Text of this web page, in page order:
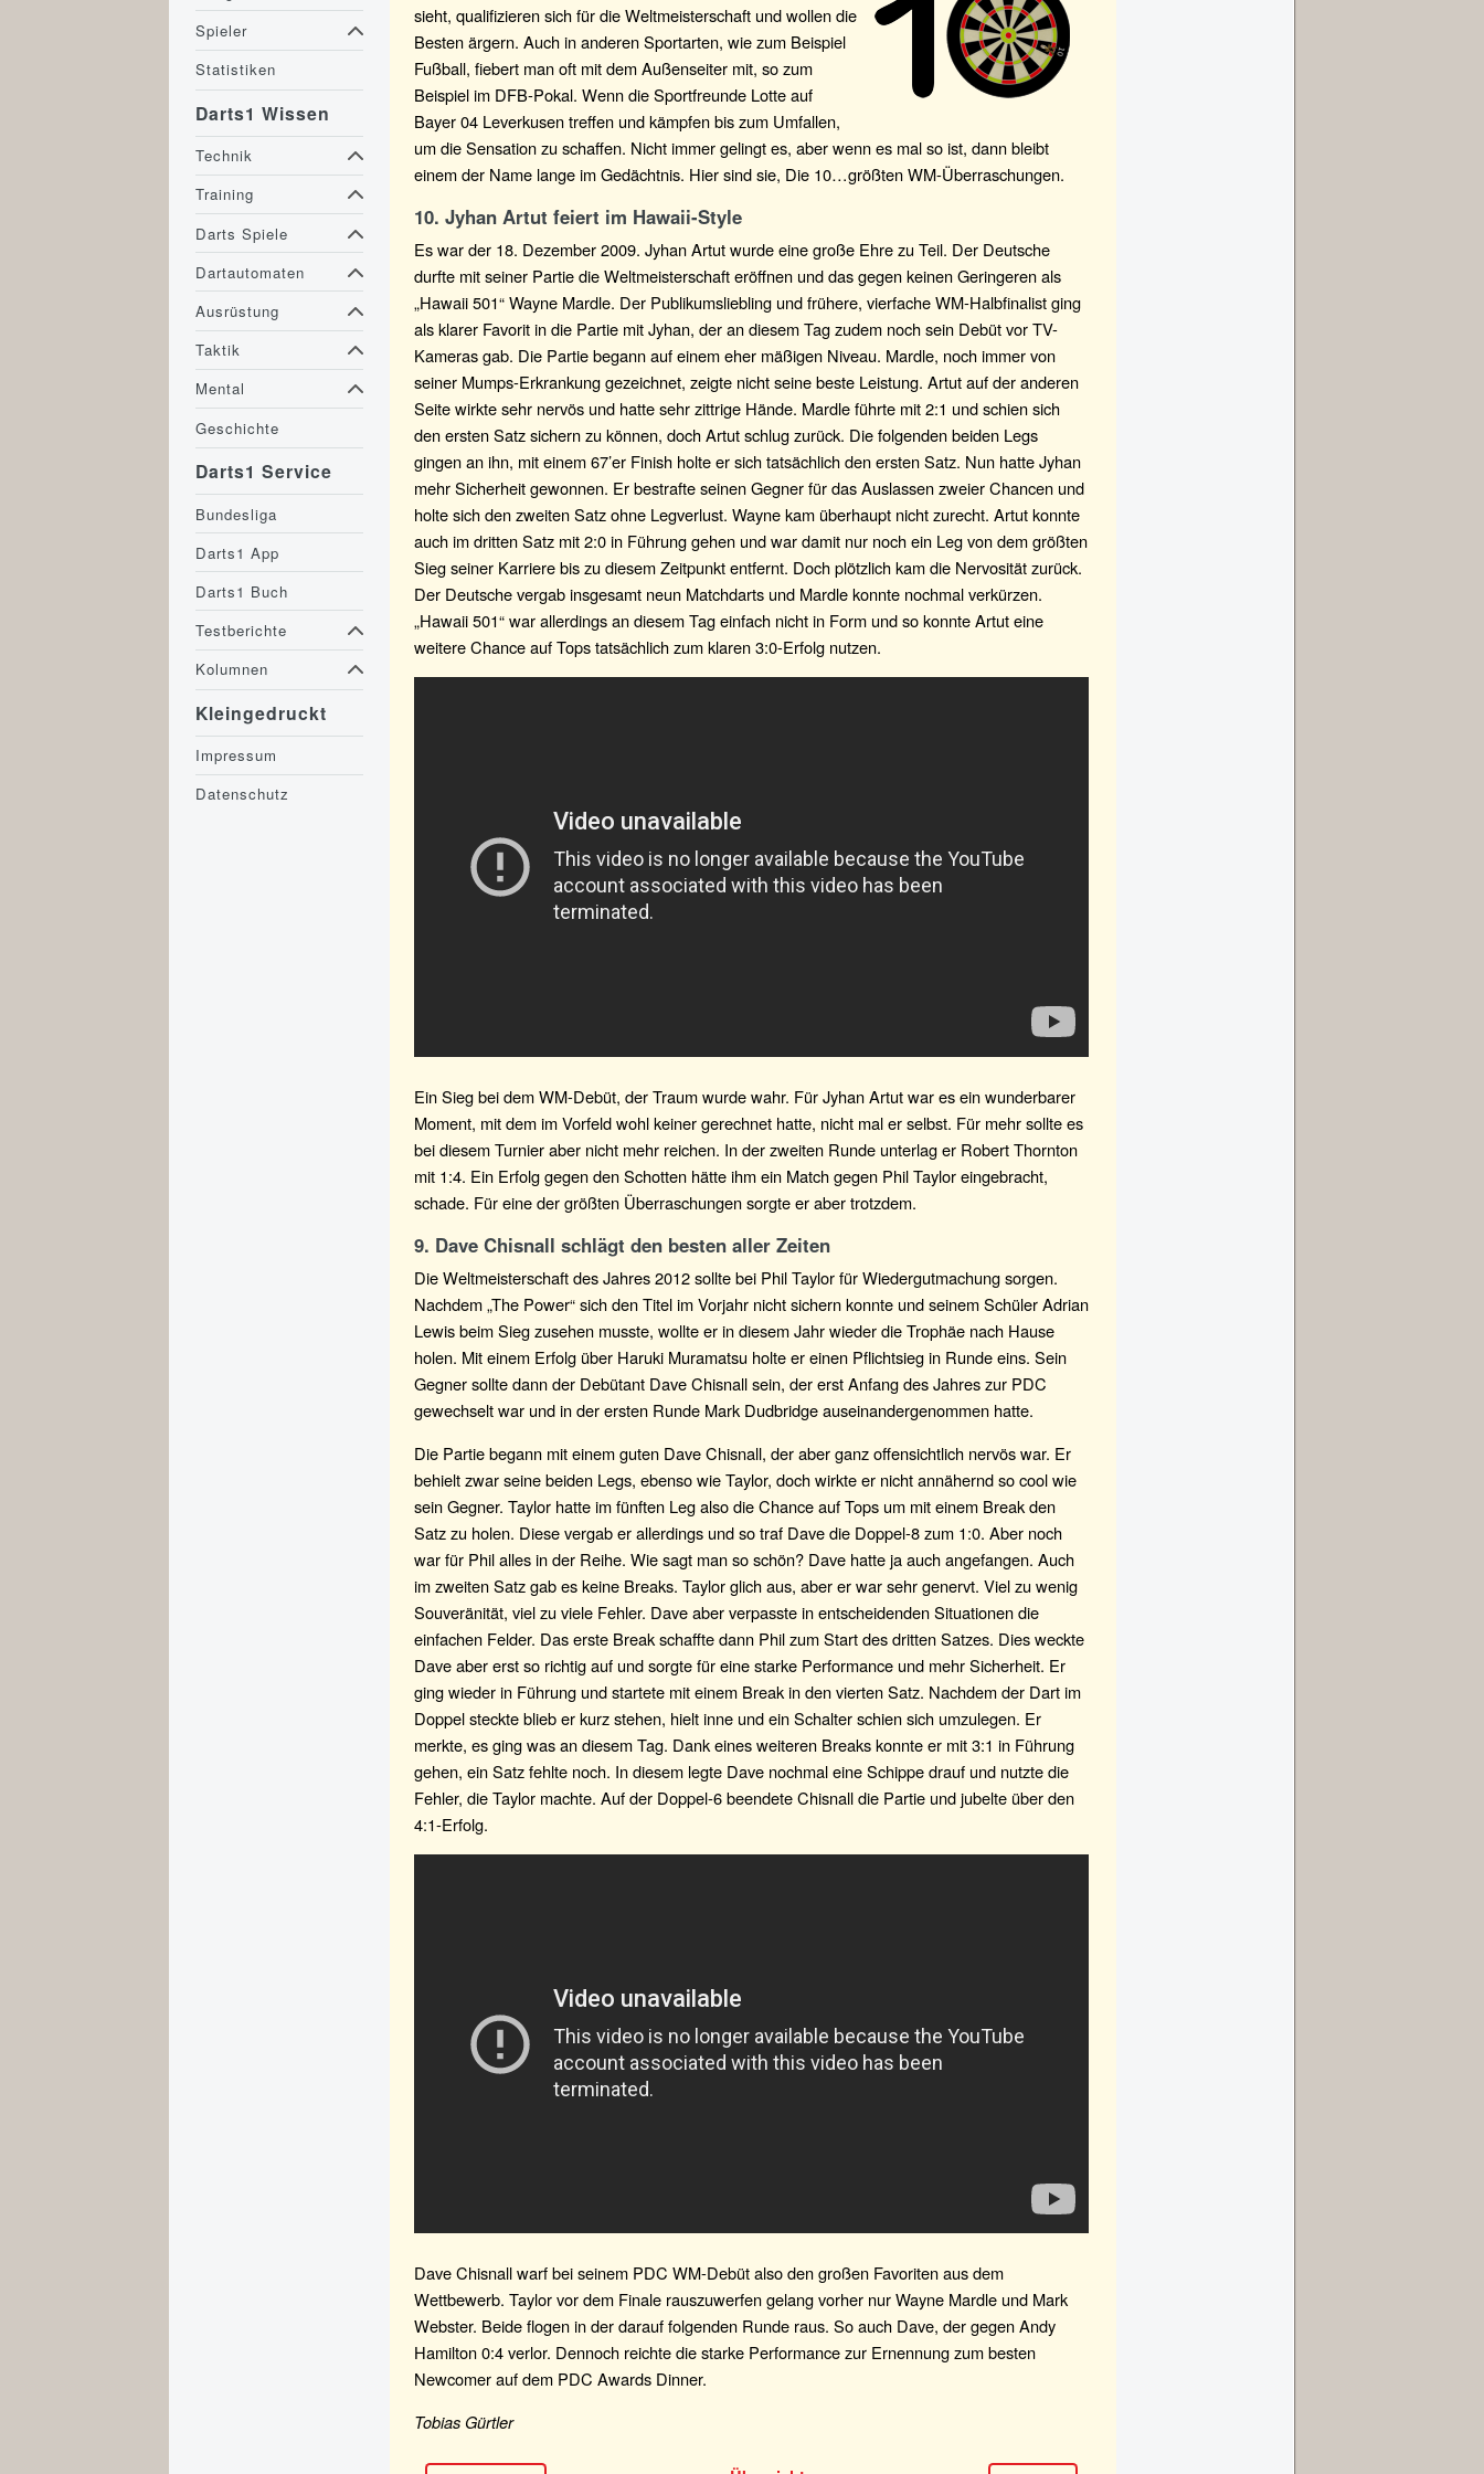
sieht, qualifizieren sich für die Weltmeisterschaft und wollen die
Besten ärgern. Auch in anderen Sportarten, wie zum Beispiel
Fußball, fiebert man oft mit dem Außenseiter mit, so zum
Beispiel im DFB-Pokal. Wenn die Sportfreunde Lotte auf
Bayer 04 Leverkusen treffen und kämpfen bis zum Umfallen,
um die Sensation zu schaffen. Nicht immer gelingt es, aber wenn es mal so ist, dann bleibt
einem der Name lange im Gedächtnis. Hier sind sie, Die 10…größten WM-Überraschungen.
10. Jyhan Artut feiert im Hawaii-Style
Es war der 18. Dezember 2009. Jyhan Artut wurde eine große Ehre zu Teil. Der Deutsche
durfte mit seiner Partie die Weltmeisterschaft eröffnen und das gegen keinen Geringeren als
„Hawaii 501“ Wayne Mardle. Der Publikumsliebling und frühere, vierfache WM-Halbfinalist ging
als klarer Favorit in die Partie mit Jyhan, der an diesem Tag zudem noch sein Debüt vor TV-
Kameras gab. Die Partie begann auf einem eher mäßigen Niveau. Mardle, noch immer von
seiner Mumps-Erkrankung gezeichnet, zeigte nicht seine beste Leistung. Artut auf der anderen
Seite wirkte sehr nervös und hatte sehr zittrige Hände. Mardle führte mit 2:1 und schien sich
den ersten Satz sichern zu können, doch Artut schlug zurück. Die folgenden beiden Legs
gingen an ihn, mit einem 67’er Finish holte er sich tatsächlich den ersten Satz. Nun hatte Jyhan
mehr Sicherheit gewonnen. Er bestrafte seinen Gegner für das Auslassen zweier Chancen und
holte sich den zweiten Satz ohne Legverlust. Wayne kam überhaupt nicht zurecht. Artut konnte
auch im dritten Satz mit 2:0 in Führung gehen und war damit nur noch ein Leg von dem größten
Sieg seiner Karriere bis zu diesem Zeitpunkt entfernt. Doch plötzlich kam die Nervosität zurück.
Der Deutsche vergab insgesamt neun Matchdarts und Mardle konnte nochmal verkürzen.
„Hawaii 501“ war allerdings an diesem Tag einfach nicht in Form und so konnte Artut eine
weitere Chance auf Tops tatsächlich zum klaren 3:0-Erfolg nutzen.
Ein Sieg bei dem WM-Debüt, der Traum wurde wahr. Für Jyhan Artut war es ein wunderbarer
Moment, mit dem im Vorfeld wohl keiner gerechnet hatte, nicht mal er selbst. Für mehr sollte es
bei diesem Turnier aber nicht mehr reichen. In der zweiten Runde unterlag er Robert Thornton
mit 1:4. Ein Erfolg gegen den Schotten hätte ihm ein Match gegen Phil Taylor eingebracht,
schade. Für eine der größten Überraschungen sorgte er aber trotzdem.
9. Dave Chisnall schlägt den besten aller Zeiten
Die Weltmeisterschaft des Jahres 2012 sollte bei Phil Taylor für Wiedergutmachung sorgen.
Nachdem „The Power“ sich den Titel im Vorjahr nicht sichern konnte und seinem Schüler Adrian
Lewis beim Sieg zusehen musste, wollte er in diesem Jahr wieder die Trophäe nach Hause
holen. Mit einem Erfolg über Haruki Muramatsu holte er einen Pflichtsieg in Runde eins. Sein
Gegner sollte dann der Debütant Dave Chisnall sein, der erst Anfang des Jahres zur PDC
gewechselt war und in der ersten Runde Mark Dudbridge auseinandergenommen hatte.
Die Partie begann mit einem guten Dave Chisnall, der aber ganz offensichtlich nervös war. Er
behielt zwar seine beiden Legs, ebenso wie Taylor, doch wirkte er nicht annähernd so cool wie
sein Gegner. Taylor hatte im fünften Leg also die Chance auf Tops um mit einem Break den
Satz zu holen. Diese vergab er allerdings und so traf Dave die Doppel-8 zum 1:0. Aber noch
war für Phil alles in der Reihe. Wie sagt man so schön? Dave hatte ja auch angefangen. Auch
im zweiten Satz gab es keine Breaks. Taylor glich aus, aber er war sehr genervt. Viel zu wenig
Souveränität, viel zu viele Fehler. Dave aber verpasste in entscheidenden Situationen die
einfachen Felder. Das erste Break schaffte dann Phil zum Start des dritten Satzes. Dies weckte
Dave aber erst so richtig auf und sorgte für eine starke Performance und mehr Sicherheit. Er
ging wieder in Führung und startete mit einem Break in den vierten Satz. Nachdem der Dart im
Doppel steckte blieb er kurz stehen, hielt inne und ein Schalter schien sich umzulegen. Er
merkte, es ging was an diesem Tag. Dank eines weiteren Breaks konnte er mit 3:1 in Führung
gehen, ein Satz fehlte noch. In diesem legte Dave nochmal eine Schippe drauf und nutzte die
Fehler, die Taylor machte. Auf der Doppel-6 beendete Chisnall die Partie und jubelte über den
4:1-Erfolg.
Dave Chisnall warf bei seinem PDC WM-Debüt also den großen Favoriten aus dem
Wettbewerb. Taylor vor dem Finale rauszuwerfen gelang vorher nur Wayne Mardle und Mark
Webster. Beide flogen in der darauf folgenden Runde raus. So auch Dave, der gegen Andy
Hamilton 0:4 verlor. Dennoch reichte die starke Performance zur Ernennung zum besten
Newcomer auf dem PDC Awards Dinner.
Tobias Gürtler
Spieler
Statistiken
Darts1 Wissen
Technik
Training
Darts Spiele
Dartautomaten
Ausrüstung
Taktik
Mental
Geschichte
Darts1 Service
Bundesliga
Darts1 App
Darts1 Buch
Testberichte
Kolumnen
Kleingedruckt
Impressum
Datenschutz